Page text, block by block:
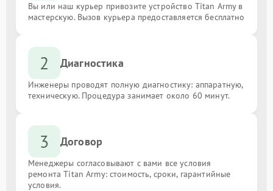
Вы или наш курьер привозите устройство Titan Army в
мастерскую. Вызов курьера предоставляется бесплатно
2 Диагностика
Инженеры проводят полную диагностику: аппаратную,
техническую. Процедура занимает около 60 минут.
3 Договор
Менеджеры согласовывают с вами все условия
ремонта Titan Army: стоимость, сроки, гарантийные
условия.